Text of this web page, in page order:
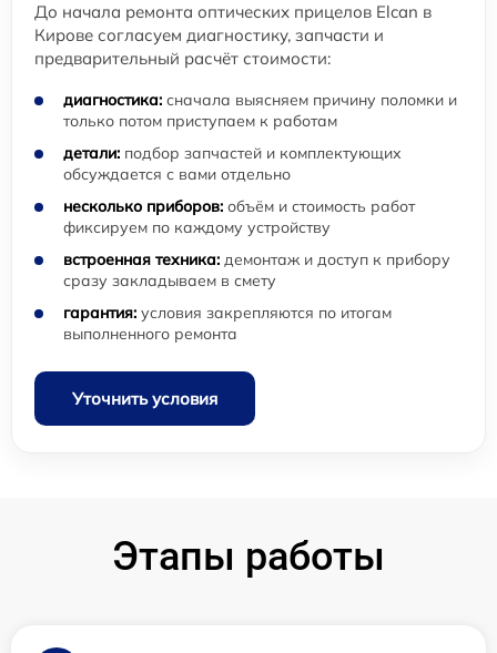
До начала ремонта оптических прицелов Elcan в
Кирове согласуем диагностику, запчасти и
предварительный расчёт стоимости:
диагностика: сначала выясняем причину поломки и
только потом приступаем к работам
детали: подбор запчастей и комплектующих
обсуждается с вами отдельно
несколько приборов: объём и стоимость работ
фиксируем по каждому устройству
встроенная техника: демонтаж и доступ к прибору
сразу закладываем в смету
гарантия: условия закрепляются по итогам
выполненного ремонта
Уточнить условия
Этапы работы